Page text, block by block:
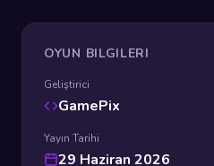
OYUN BILGILERI
Geliştirici
GamePix
Yayın Tarihi
29 Haziran 2026